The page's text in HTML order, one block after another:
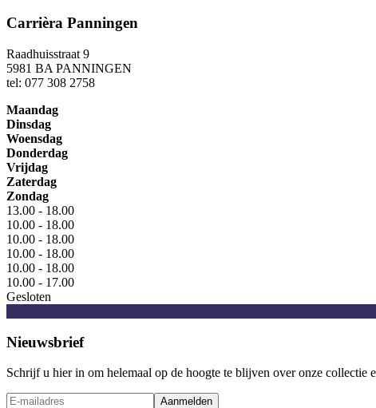
Carrièra Panningen
Raadhuisstraat 9
5981 BA PANNINGEN
tel: 077 308 2758
Maandag
Dinsdag
Woensdag
Donderdag
Vrijdag
Zaterdag
Zondag
13.00 - 18.00
10.00 - 18.00
10.00 - 18.00
10.00 - 18.00
10.00 - 18.00
10.00 - 17.00
Gesloten
Nieuwsbrief
Schrijf u hier in om helemaal op de hoogte te blijven over onze collectie
Aanmelden